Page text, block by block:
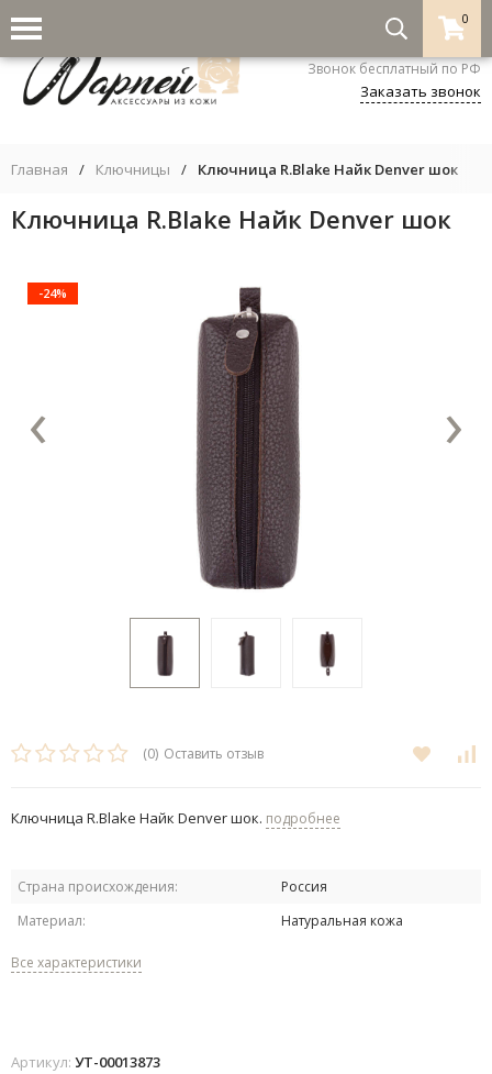
0
8-800-333-5530
Звонок бесплатный по РФ
Заказать звонок
Главная / Ключницы / Ключница R.Blake Найк Denver шок
Ключница R.Blake Найк Denver шок
-24%
‹ ›
(0) Оставить отзыв
Ключница R.Blake Найк Denver шок. подробнее
Страна происхождения:
Россия
Материал:
Натуральная кожа
Все характеристики
Артикул: УТ-00013873